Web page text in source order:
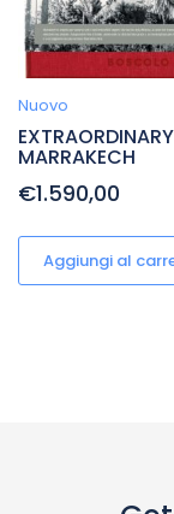
Nuovo
EXTRAORDINARY
MARRAKECH
€1.590,00
Aggiungi al